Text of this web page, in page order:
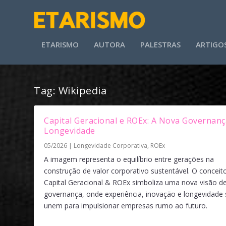
ETARISMO AUTORA PALESTRAS
Tag: Wikipedia
Capital Geracional e ROEx: A Nova
Longevidade
05/2026 Longevidade Corporativa, ROEx
A imagem representa o equilíbrio entre gerações na
construção de valor corporativo sustentável. O
Capital Geracional & ROEx simboliza uma nova visão
governança, onde experiência, inovação e longevidade
unem para impulsionar empresas rumo ao futuro.